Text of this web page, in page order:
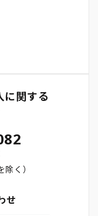
に関する
く）
せ